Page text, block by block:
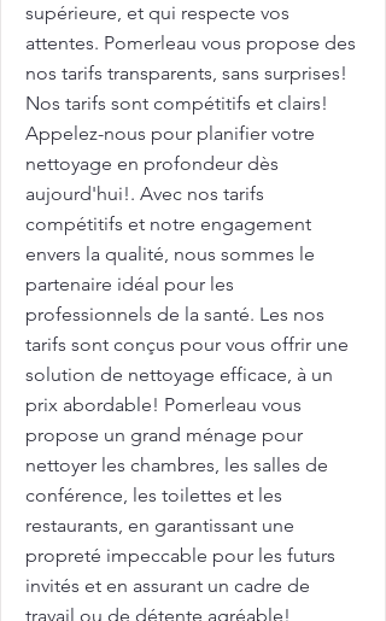
supérieure, et qui respecte vos
attentes. Pomerleau vous propose des
nos tarifs transparents, sans surprises!
Nos tarifs sont compétitifs et clairs!
Appelez-nous pour planifier votre
nettoyage en profondeur dès
aujourd'hui!. Avec nos tarifs
compétitifs et notre engagement
envers la qualité, nous sommes le
partenaire idéal pour les
professionnels de la santé. Les nos
tarifs sont conçus pour vous offrir une
solution de nettoyage efficace, à un
prix abordable! Pomerleau vous
propose un grand ménage pour
nettoyer les chambres, les salles de
conférence, les toilettes et les
restaurants, en garantissant une
propreté impeccable pour les futurs
invités et en assurant un cadre de
travail ou de détente agréable!